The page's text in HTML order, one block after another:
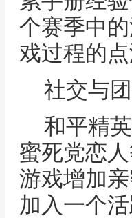
个赛季中
戏过程的
社交与
和平精
蜜死党恋
游戏增加
加入一个